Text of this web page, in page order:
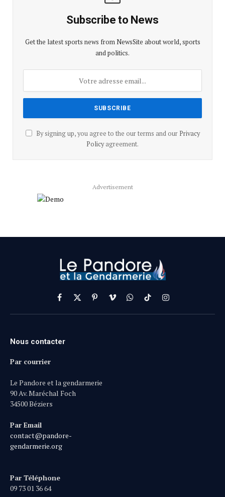
Subscribe to News
Get the latest sports news from NewsSite about world, sports
and politics.
By signing up, you agree to the our terms and our Privacy
Policyagreement.
Advertisement
Facebook
X
(Twitter)
PinterestVimeoWhatsApp
TikTokInstagram
Nous contacter
Par courrier
Le Pandore et la gendarmerie
90 Av. Maréchal Foch
34500 Béziers
Par Email
contact@pandore-
gendarmerie.org
Par Téléphone
09 73 01 36 64